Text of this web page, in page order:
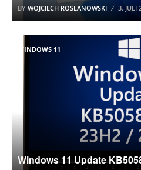
BY WOJCIECH ROSLANOWSKI 3. JULI
WINDOWS 11
Windows 11 Update